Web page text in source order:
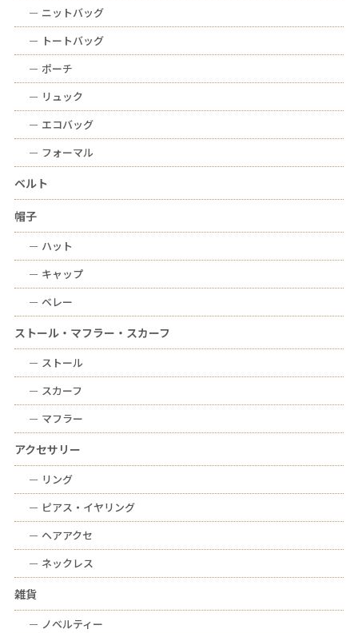
ー ニットバッグ
ー トートバッグ
ー ポーチ
ー リュック
ー エコバッグ
ー フォーマル
ベルト
帽子
ー ハット
ー キャップ
ー ベレー
ストール・マフラー・スカーフ
ー ストール
ー スカーフ
ー マフラー
アクセサリー
ー リング
ー ピアス・イヤリング
ー ヘアアクセ
ー ネックレス
雑貨
ー ノベルティー